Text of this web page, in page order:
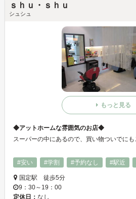
ｓｈｕ・ｓｈｕ
シュシュ
もっと見る
◆アットホームな雰囲気のお店◆
#安い
#学割 #予約なし #駅近
国定駅 徒歩5分
9：30～19：00
定休日： なし